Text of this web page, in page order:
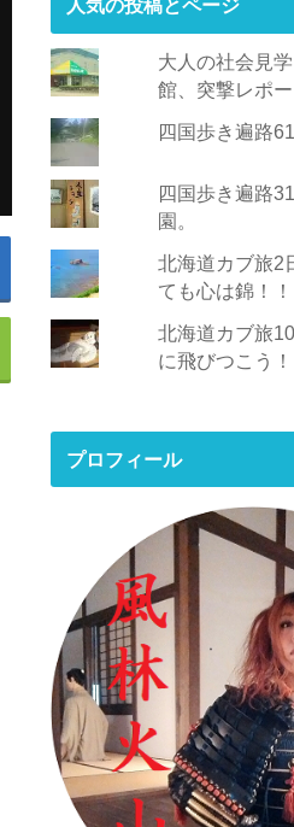
人気の投稿とページ
大人の社会見
館、突撃レポー
四国歩き遍路
四国歩き遍路
園。
北海道カブ旅2
ても心は錦！！
北海道カブ旅
に飛びつこう！
プロフィール